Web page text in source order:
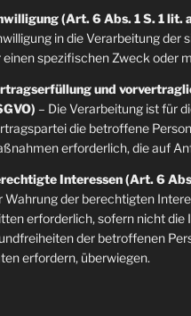
(Art. 6 Abs. 1 S. 1 lit.
in die Verarbeitung der
einen spezifischen Zweck oder
und
– Die Verarbeitung ist für
die betroffene
erforderlich, die auf
Interessen (Art. 6
Wahrung der berechtigten
erforderlich, sofern nicht die
der betroffenen
erfordern, überwiegen.